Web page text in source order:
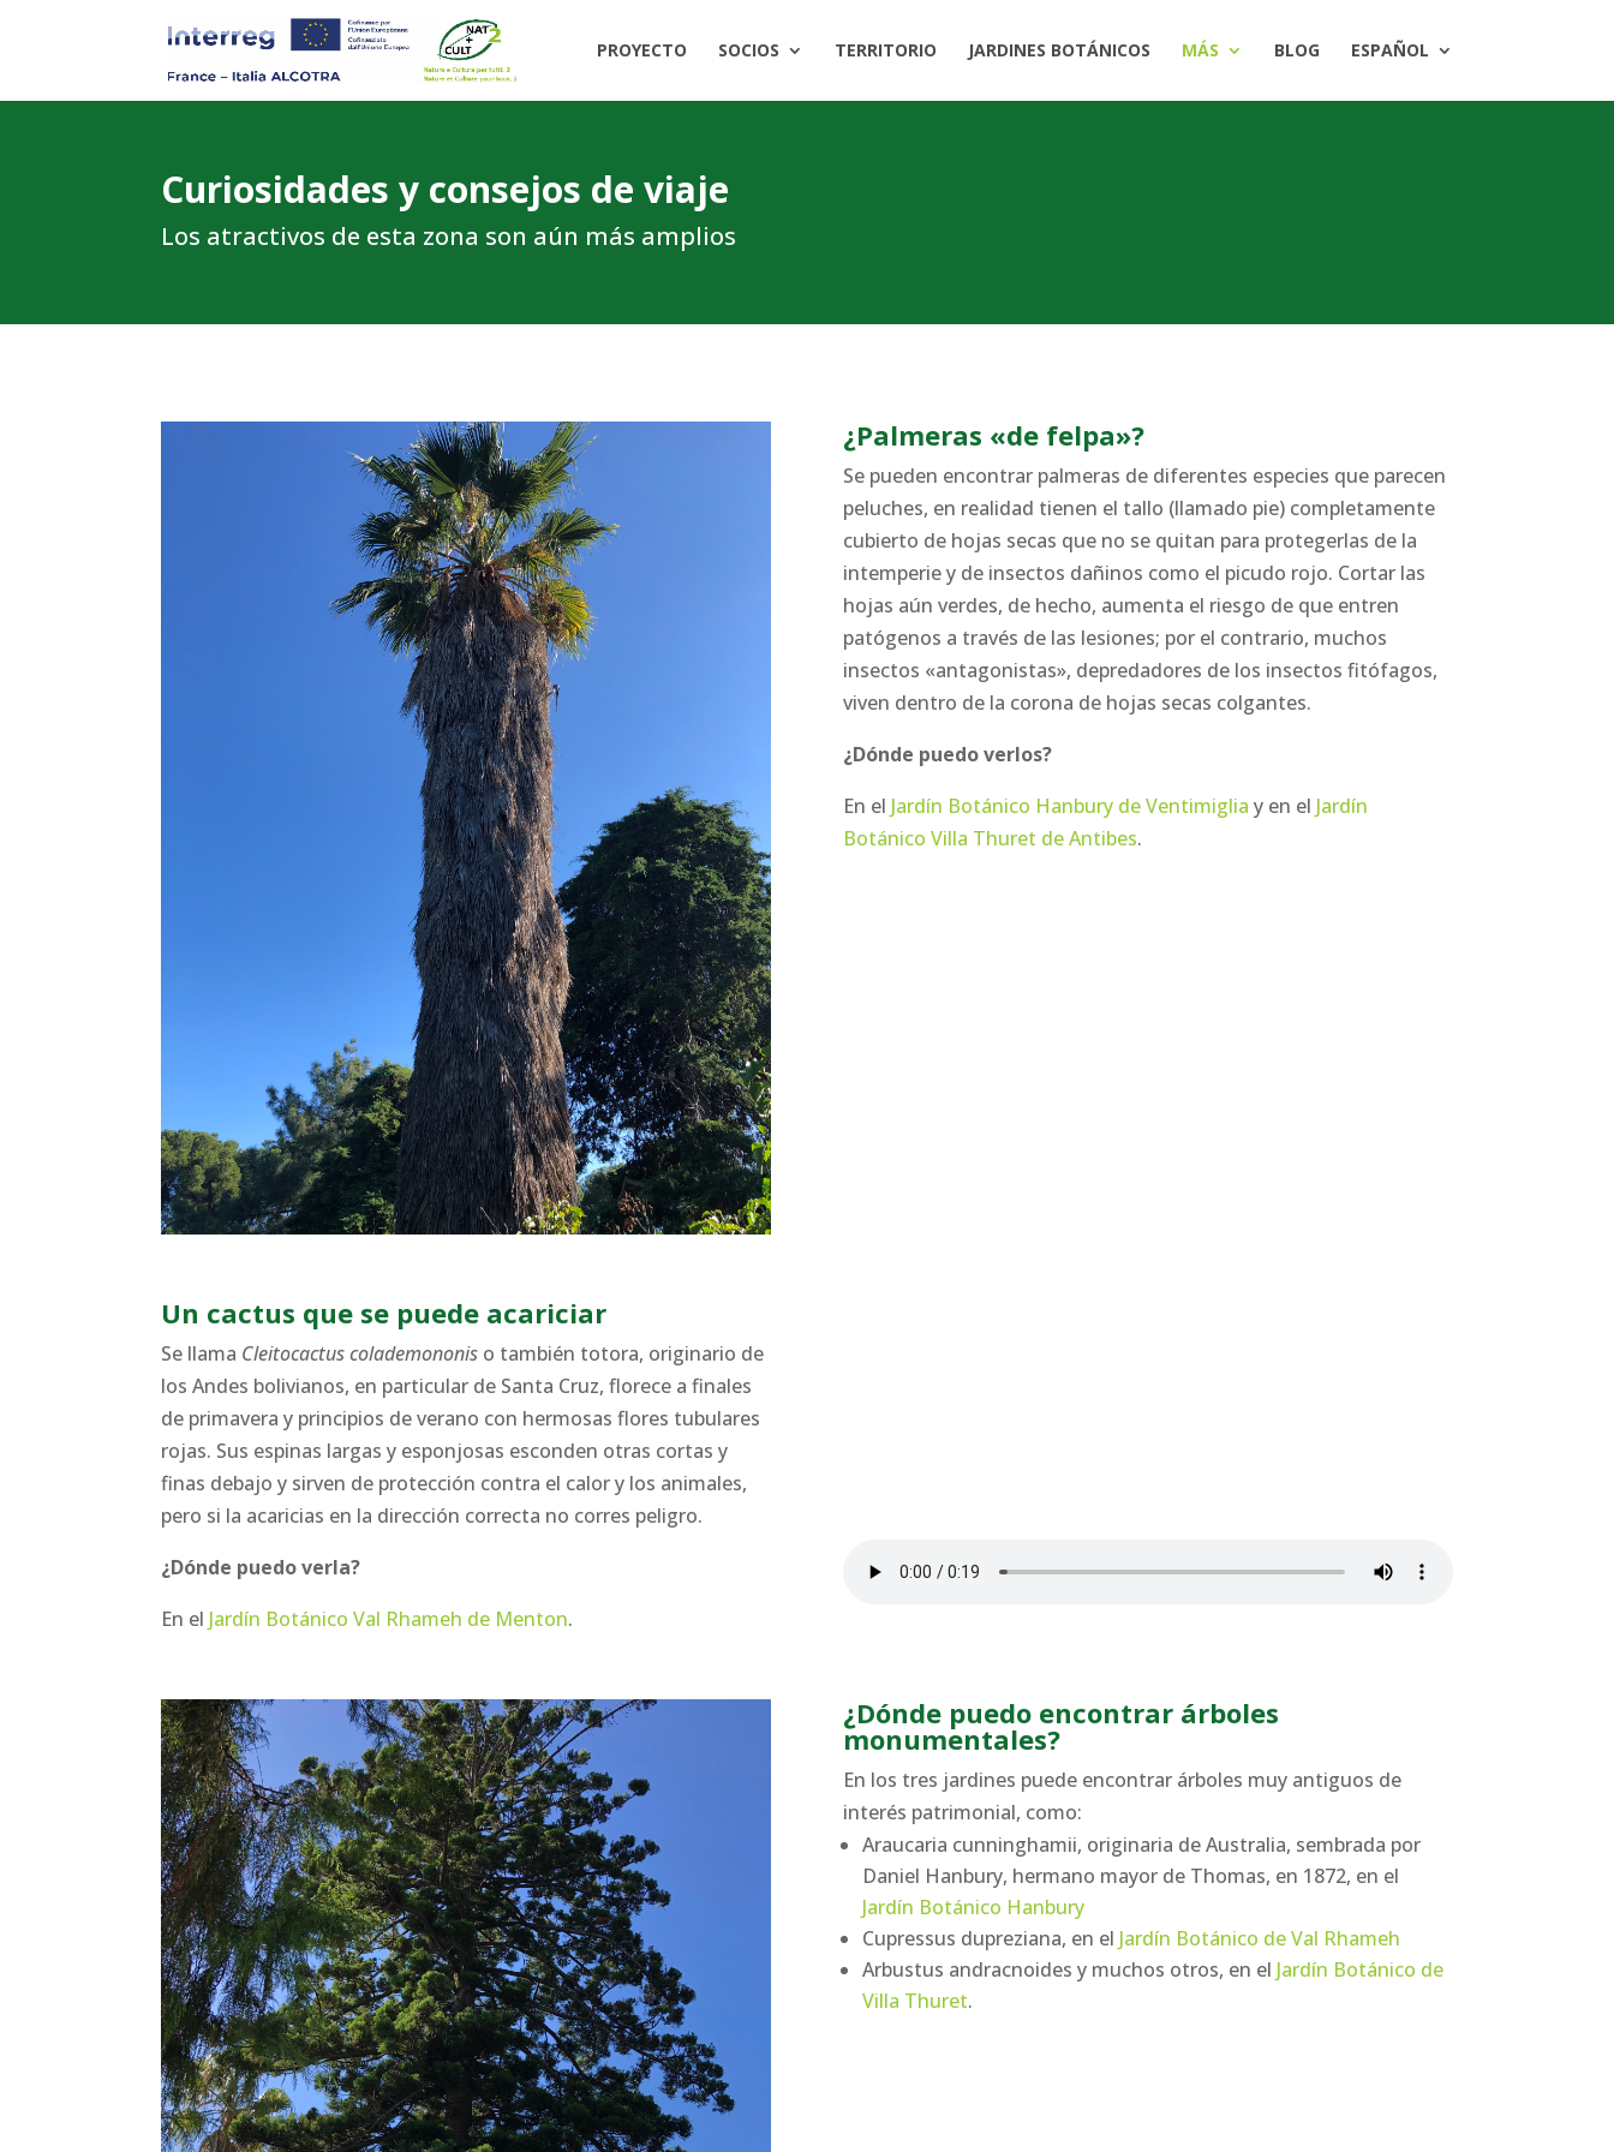
PROYECTO SOCIOS TERRITORIO JARDINES BOTÁNICOS MÁS BLOG ESPAÑOL
Curiosidades y consejos de viaje
Los atractivos de esta zona son aún más amplios
¿Palmeras «de felpa»?
Se pueden encontrar palmeras de diferentes especies que parecen
peluches, en realidad tienen el tallo (llamado pie) completamente
cubierto de hojas secas que no se quitan para protegerlas de la
intemperie y de insectos dañinos como el picudo rojo. Cortar las
hojas aún verdes, de hecho, aumenta el riesgo de que entren
patógenos a través de las lesiones; por el contrario, muchos
insectos «antagonistas», depredadores de los insectos fitófagos,
viven dentro de la corona de hojas secas colgantes.
¿Dónde puedo verlos?
En el Jardín Botánico Hanbury de Ventimiglia y en el Jardín
Botánico Villa Thuret de Antibes.
Un cactus que se puede acariciar
Se llama Cleitocactus colademononis o también totora, originario de
los Andes bolivianos, en particular de Santa Cruz, florece a finales
de primavera y principios de verano con hermosas flores tubulares
rojas. Sus espinas largas y esponjosas esconden otras cortas y
finas debajo y sirven de protección contra el calor y los animales,
pero si la acaricias en la dirección correcta no corres peligro.
¿Dónde puedo verla?
En el Jardín Botánico Val Rhameh de Menton.
¿Dónde puedo encontrar árboles
monumentales?
En los tres jardines puede encontrar árboles muy antiguos de
interés patrimonial, como:
Araucaria cunninghamii, originaria de Australia, sembrada por
Daniel Hanbury, hermano mayor de Thomas, en 1872, en el
Jardín Botánico Hanbury
Cupressus dupreziana, en el Jardín Botánico de Val Rhameh
Arbustus andracnoides y muchos otros, en el Jardín Botánico de
Villa Thuret.